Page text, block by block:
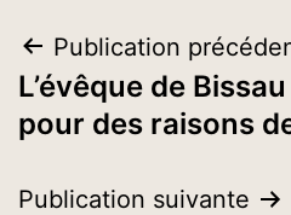
Navigation
de
Publication
L’évêque de
pour des raisons
Publication suivante